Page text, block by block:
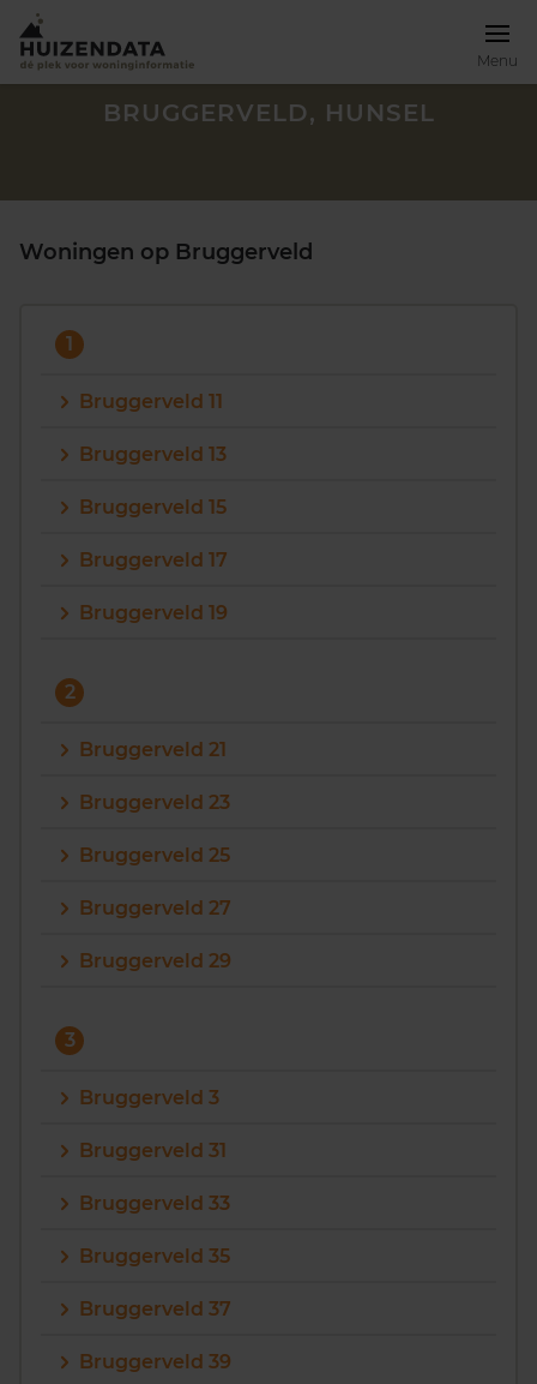
Menu
088 220 4200
BRUGGERVELD, HUNSEL
Woningen op Bruggerveld
1
Bruggerveld 11
Bruggerveld 13
Bruggerveld 15
Bruggerveld 17
Bruggerveld 19
2
Bruggerveld 21
Bruggerveld 23
Bruggerveld 25
Bruggerveld 27
Bruggerveld 29
3
Bruggerveld 3
Bruggerveld 31
Bruggerveld 33
Bruggerveld 35
Bruggerveld 37
Bruggerveld 39